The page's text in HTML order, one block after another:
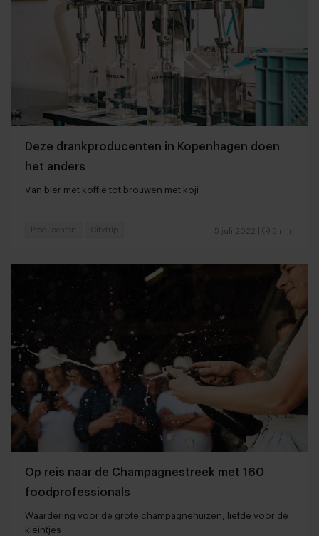
Deze drankproducenten in Kopenhagen doen
het anders
Van bier met koffie tot brouwen met koji
5 juli 2022 5 min
Producenten Citytrip
Op reis naar de Champagnestreek met 160
foodprofessionals
Waardering voor de grote champagnehuizen, liefde voor de
kleintjes